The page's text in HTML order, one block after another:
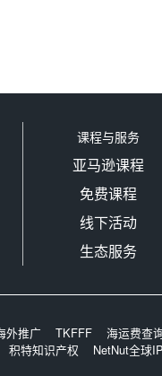
课程与服务
亚马逊课程
免费课程
线下活动
生态服务
外推广 TKFFF
海运费查
积特知识产权 NetNut全球